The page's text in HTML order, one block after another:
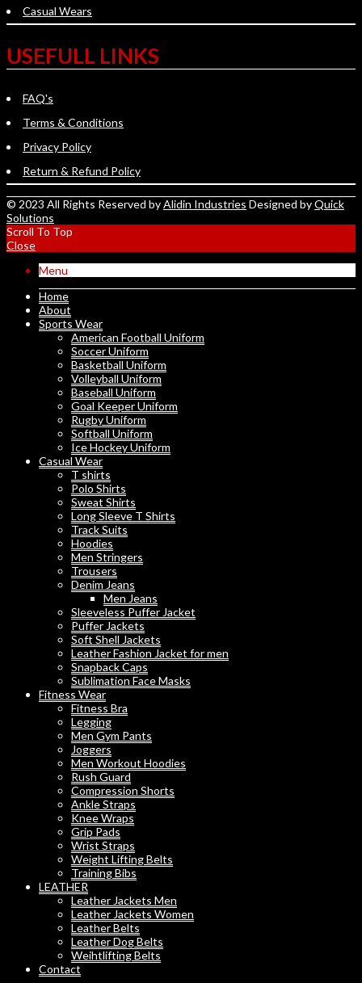
Casual Wears
USEFULL LINKS
FAQ's
Terms & Conditions
Privacy Policy
Return & Refund Policy
© 2023 All Rights Reserved byAlidin Industries Designed byQuick
Solutions
Scroll To Top
Close
Menu
Home
About
Sports Wear
American Football Uniform
Soccer Uniform
Basketball Uniform
Volleyball Uniform
Baseball Uniform
Goal Keeper Uniform
Rugby Uniform
Softball Uniform
Ice Hockey Uniform
Casual Wear
T shirts
Polo Shirts
Sweat Shirts
Long Sleeve T Shirts
Track Suits
Hoodies
Men Stringers
Trousers
Denim Jeans
Men Jeans
Sleeveless Puffer Jacket
Puffer Jackets
Soft Shell Jackets
Leather Fashion Jacket for men
Snapback Caps
Sublimation Face Masks
Fitness Wear
Fitness Bra
Legging
Men Gym Pants
Joggers
Men Workout Hoodies
Rush Guard
Compression Shorts
Ankle Straps
Knee Wraps
Grip Pads
Wrist Straps
Weight Lifting Belts
Training Bibs
LEATHER
Leather Jackets Men
Leather Jackets Women
Leather Belts
Leather Dog Belts
Weihtlifting Belts
Contact